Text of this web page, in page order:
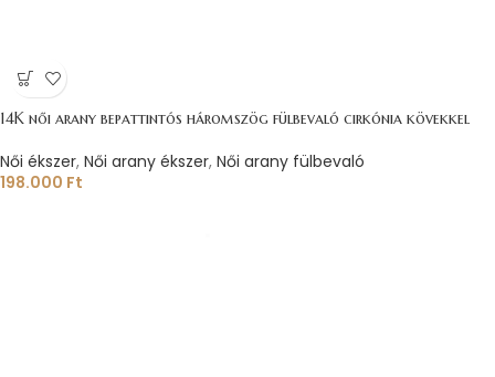
14K női arany bepattintós háromszög fülbevaló cirkónia kövekkel
Női ékszer, Női arany ékszer, Női arany fülbevaló
198.000 Ft